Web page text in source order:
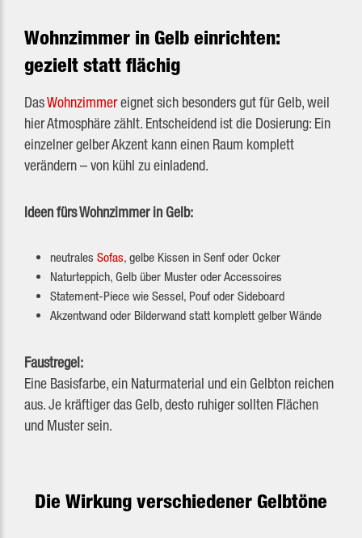
Wohnzimmer in Gelb einrichten:
gezielt statt flächig
DasWohnzimmereignet sich besonders gut für Gelb, weil
hier Atmosphäre zählt. Entscheidend ist die Dosierung: Ein
einzelner gelber Akzent kann einen Raum komplett
verändern – von kühl zu einladend.
Ideen fürs Wohnzimmer in Gelb:
neutrales Sofas, gelbe Kissen in Senf oder Ocker
Naturteppich, Gelb über Muster oder Accessoires
Statement-Piece wie Sessel, Pouf oder Sideboard
Akzentwand oder Bilderwand statt komplett gelber Wände
Faustregel:
Eine Basisfarbe, ein Naturmaterial und ein Gelbton reichen
aus. Je kräftiger das Gelb, desto ruhiger sollten Flächen
und Muster sein.
Die Wirkung verschiedener Gelbtöne